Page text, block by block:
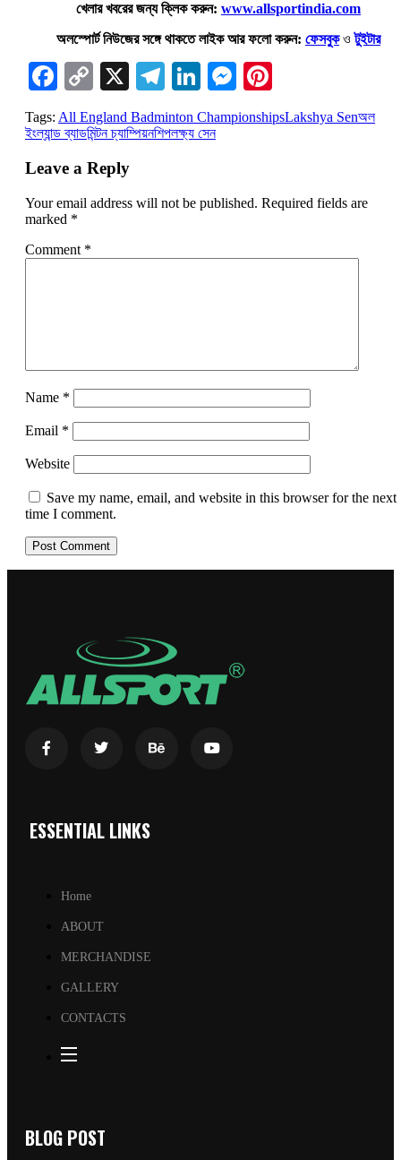
খেলার খবরের জন্য ক্লিক করুন: www.allsportindia.com
অলস্পোর্ট নিউজের সঙ্গে থাকতে লাইক আর ফলো করুন: ফেসবুকওটুইটার
Facebook
Copy
Link
X Telegram
LinkedIn
Messenger
Tags: All England Badminton ChampionshipsLakshya Senঅল
ইংল্যান্ড ব্যাডমিন্টন চ্যাম্পিয়নশিপলক্ষ্য সেন
Leave a Reply
Your email address will not be published. Required fields are
marked *
Comment *
Name *
Email *
Website
Save my name, email, and website in this browser for the next
time I comment.
ESSENTIAL LINKS
Home
ABOUT
MERCHANDISE
GALLERY
CONTACTS
BLOG POST